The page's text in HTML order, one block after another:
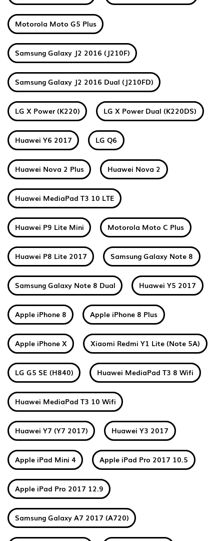
Motorola Moto G5 Plus
Samsung Galaxy J2 2016 (J210F)
Samsung Galaxy J2 2016 Dual (J210FD)
LG X Power (K220) LG X Power Dual (K220DS)
Huawei Y6 2017 LG Q6
Huawei Nova 2 Plus Huawei Nova 2
Huawei MediaPad T3 10 LTE
Huawei P9 Lite Mini Motorola Moto C Plus
Huawei P8 Lite 2017 Samsung Galaxy Note 8
Samsung Galaxy Note 8 Dual Huawei Y5 2017
Apple iPhone 8 Apple iPhone 8 Plus
Apple iPhone X Xiaomi Redmi Y1 Lite (Note 5A)
LG G5 SE (H840) Huawei MediaPad T3 8 Wifi
Huawei MediaPad T3 10 Wifi
Huawei Y7 (Y7 2017) Huawei Y3 2017
Apple iPad Mini 4 Apple iPad Pro 2017 10.5
Apple iPad Pro 2017 12.9
Samsung Galaxy A7 2017 (A720)